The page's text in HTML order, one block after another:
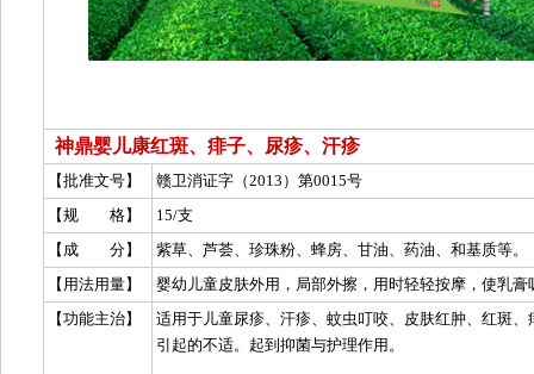
神鼎婴儿康红斑、痱子、尿疹、汗疹
【批准文号】
赣卫消证字（2013）第0015号
【规 格】
15/支
【成 分】
紫草、芦荟、珍珠粉、蜂房、甘油、药油、和基质等。
【用法用量】
【功能主治】
适用于儿童尿疹、汗疹、蚊虫叮咬、皮肤红肿、红斑、
引起的不适。起到抑菌与护理作用。